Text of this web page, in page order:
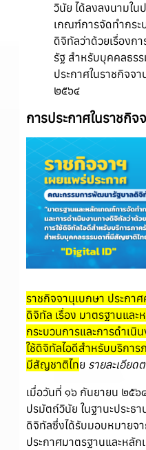
วินัย ได้ลงลงนามใน
เกณฑ์การจัดทำกระ
ดิจิทัลว่าด้วยเรื่องก
รัฐ สำหรับบุคคลธร
ประกาศในราชกิจจ
๒๕๖๔
การประกาศในราชกิจ
ราชกิจจานุเบกษา ประก
ดิจิทัล เรื่อง มาตรฐานแล
กระบวนการและการดำเนิ
ใช้ดิจิทัลไอดีสำหรับบริกา
มีสัญชาติไทย รายละเอียด
เมื่อวันที่ ๑๖ กันยายน ๒๕
ปรมัตถ์วินัย ในฐานะประ
ดิจิทัลซึ่งได้รับมอบหมายจ
ประกาศมาตรฐานและหลั